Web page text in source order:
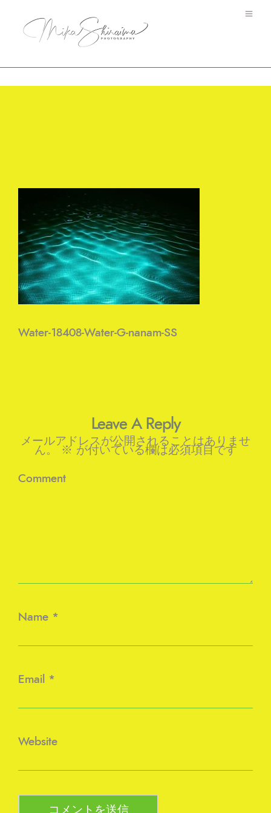
Water-18408-Water-G-nanam-SS
Leave A Reply
メールアドレスが公開されることはありませ
ん。 ※ が付いている欄は必須項目です
Comment
Name *
Email *
Website